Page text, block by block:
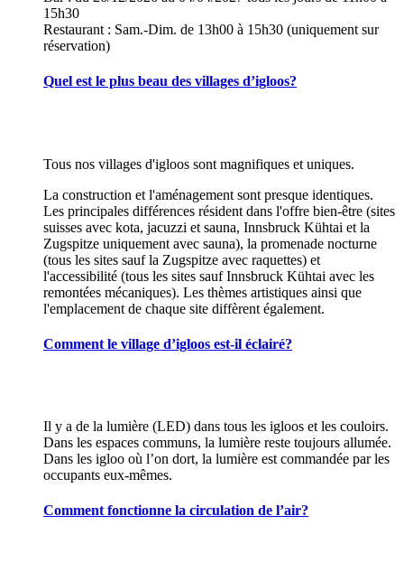
15h30
Restaurant : Sam.-Dim. de 13h00 à 15h30 (uniquement sur
réservation)
Quel est le plus beau des villages d’igloos?
Tous nos villages d'igloos sont magnifiques et uniques.
La construction et l'aménagement sont presque identiques.
Les principales différences résident dans l'offre bien-être (sites
suisses avec kota, jacuzzi et sauna, Innsbruck Kühtai et la
Zugspitze uniquement avec sauna), la promenade nocturne
(tous les sites sauf la Zugspitze avec raquettes) et
l'accessibilité (tous les sites sauf Innsbruck Kühtai avec les
remontées mécaniques). Les thèmes artistiques ainsi que
l'emplacement de chaque site diffèrent également.
Comment le village d’igloos est-il éclairé?
Il y a de la lumière (LED) dans tous les igloos et les couloirs.
Dans les espaces communs, la lumière reste toujours allumée.
Dans les igloo où l’on dort, la lumière est commandée par les
occupants eux-mêmes.
Comment fonctionne la circulation de l’air?